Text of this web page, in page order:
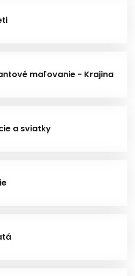
maľovanie - Krajina
a sviatky